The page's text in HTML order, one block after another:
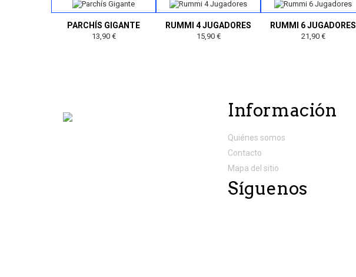
PARCHÍS GIGANTE
13,90 €
RUMMI 4 JUGADORES
15,90 €
RUMMI 6 JUGADORES
21,90 €
Información
Quiénes somos
Contacto
Mapa del sitio
Síguenos